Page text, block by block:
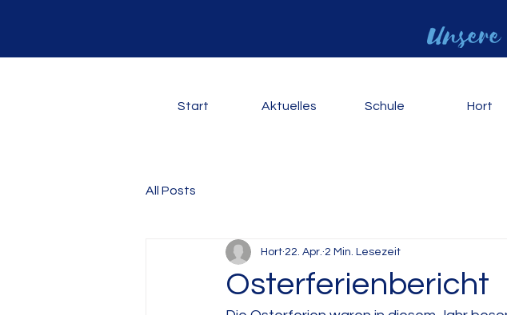
Start Aktuelles Schule Hort
All Posts
Osterferienbericht
Hort 22. Apr. 2 Min. Lesezeit